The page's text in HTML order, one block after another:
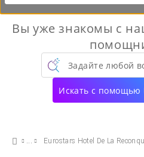
Вы уже знакомы с
Задайте любой
Искать с помощью
Eurostars Hotel De La